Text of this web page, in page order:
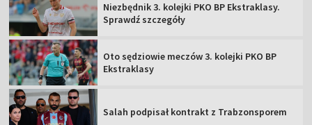
Niezbędnik 3. kolejki PKO BP Ekstraklasy.
Sprawdź szczegóły
Oto sędziowie meczów 3. kolejki PKO BP
Ekstraklasy
Salah podpisał kontrakt z Trabzonsporem